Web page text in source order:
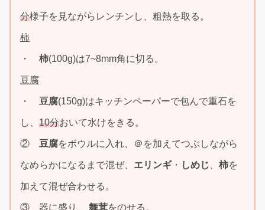
分様子を見ながらレンチンし、粗熱を取る。
柿
・ 柿(100g)は7~8mm角に切る。
豆腐
・ 豆腐(150g)はキッチンペーパーで包んで重石を
し、 10分おいて水けをきる。
② 豆腐をボウルに入れ、＠を加えてつぶしながら
なめらかになるまで混ぜ、 エリンギ・ しめじ 柿を
加えて混ぜ合わせる。
③ 器に盛り、 舞茸をのせる。